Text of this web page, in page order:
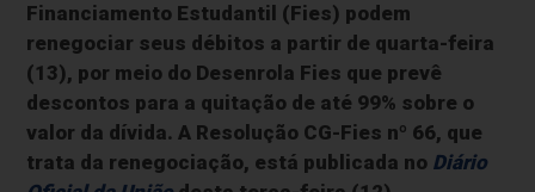
Financiamento Estudantil (Fies) podem
renegociar seus débitos a partir de quarta-feira
(13), por meio do Desenrola Fies que prevê
descontos para a quitação de até 99% sobre o
valor da dívida. A Resolução CG-Fies nº 66, que
trata da renegociação, está publicada no Diário